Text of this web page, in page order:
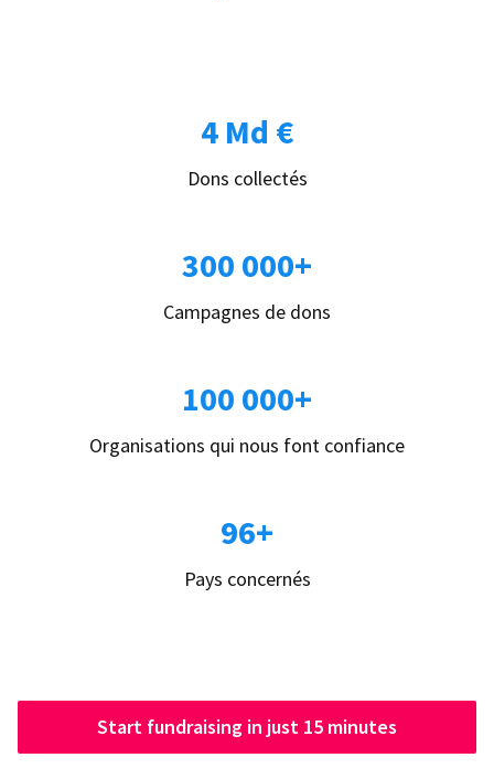
4 Md €
Dons collectés
300 000+
Campagnes de dons
100 000+
Organisations qui nous font confiance
96+
Pays concernés
Start fundraising in just 15 minutes